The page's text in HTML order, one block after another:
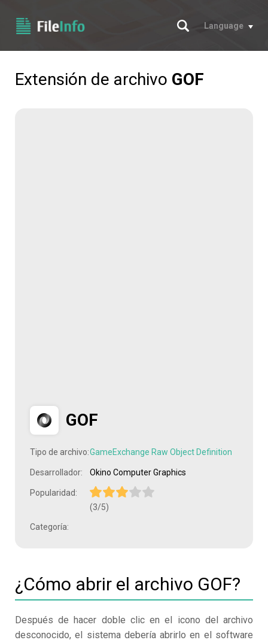
Buscar
Language
Extensión de archivo GOF
GOF
Tipo de archivo:GameExchange Raw Object Definition
Desarrollador: Okino Computer Graphics
Popularidad:
(3/5)
Categoría:
¿Cómo abrir el archivo GOF?
Después de hacer doble clic en el icono del archivo
desconocido, el sistema debería abrirlo en el software